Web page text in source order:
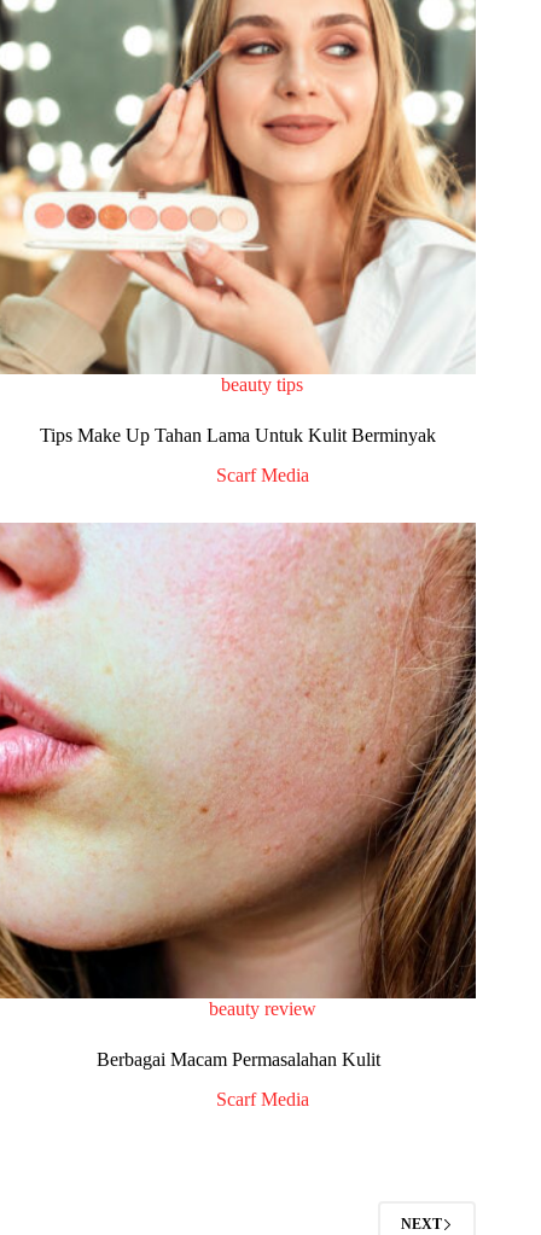
beauty tips
Tips Make Up Tahan Lama Untuk Kulit Berminyak
Scarf Media
beauty review
Berbagai Macam Permasalahan Kulit
Scarf Media
NEXT